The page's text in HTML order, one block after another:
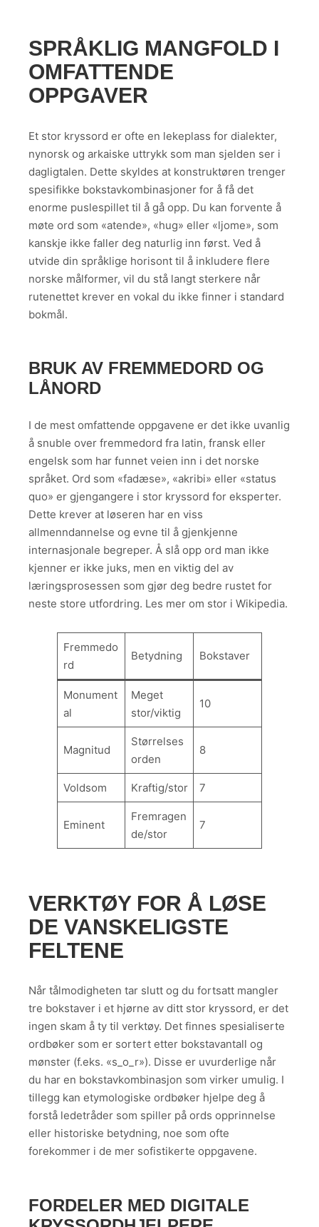
SPRÅKLIG MANGFOLD I
OMFATTENDE
OPPGAVER
Et stor kryssord er ofte en lekeplass for dialekter,
nynorsk og arkaiske uttrykk som man sjelden ser i
dagligtalen. Dette skyldes at konstruktøren trenger
spesifikke bokstavkombinasjoner for å få det
enorme puslespillet til å gå opp. Du kan forvente å
møte ord som «atende», «hug» eller «ljome», som
kanskje ikke faller deg naturlig inn først. Ved å
utvide din språklige horisont til å inkludere flere
norske målformer, vil du stå langt sterkere når
rutenettet krever en vokal du ikke finner i standard
bokmål.
BRUK AV FREMMEDORD OG
LÅNORD
I de mest omfattende oppgavene er det ikke uvanlig
å snuble over fremmedord fra latin, fransk eller
engelsk som har funnet veien inn i det norske
språket. Ord som «fadæse», «akribi» eller «status
quo» er gjengangere i stor kryssord for eksperter.
Dette krever at løseren har en viss
allmenndannelse og evne til å gjenkjenne
internasjonale begreper. Å slå opp ord man ikke
kjenner er ikke juks, men en viktig del av
læringsprosessen som gjør deg bedre rustet for
neste store utfordring. Les mer om stor i Wikipedia.
Fremmedo
rd
Betydning Bokstaver
Monument
al
Meget
stor/viktig
10
Magnitud
Størrelses
orden
8
Voldsom Kraftig/stor 7
Eminent
Fremragen
de/stor
7
VERKTØY FOR Å LØSE
DE VANSKELIGSTE
FELTENE
Når tålmodigheten tar slutt og du fortsatt mangler
tre bokstaver i et hjørne av ditt stor kryssord, er det
ingen skam å ty til verktøy. Det finnes spesialiserte
ordbøker som er sortert etter bokstavantall og
mønster (f.eks. «s_o_r»). Disse er uvurderlige når
du har en bokstavkombinasjon som virker umulig. I
tillegg kan etymologiske ordbøker hjelpe deg å
forstå ledetråder som spiller på ords opprinnelse
eller historiske betydning, noe som ofte
forekommer i de mer sofistikerte oppgavene.
FORDELER MED DIGITALE